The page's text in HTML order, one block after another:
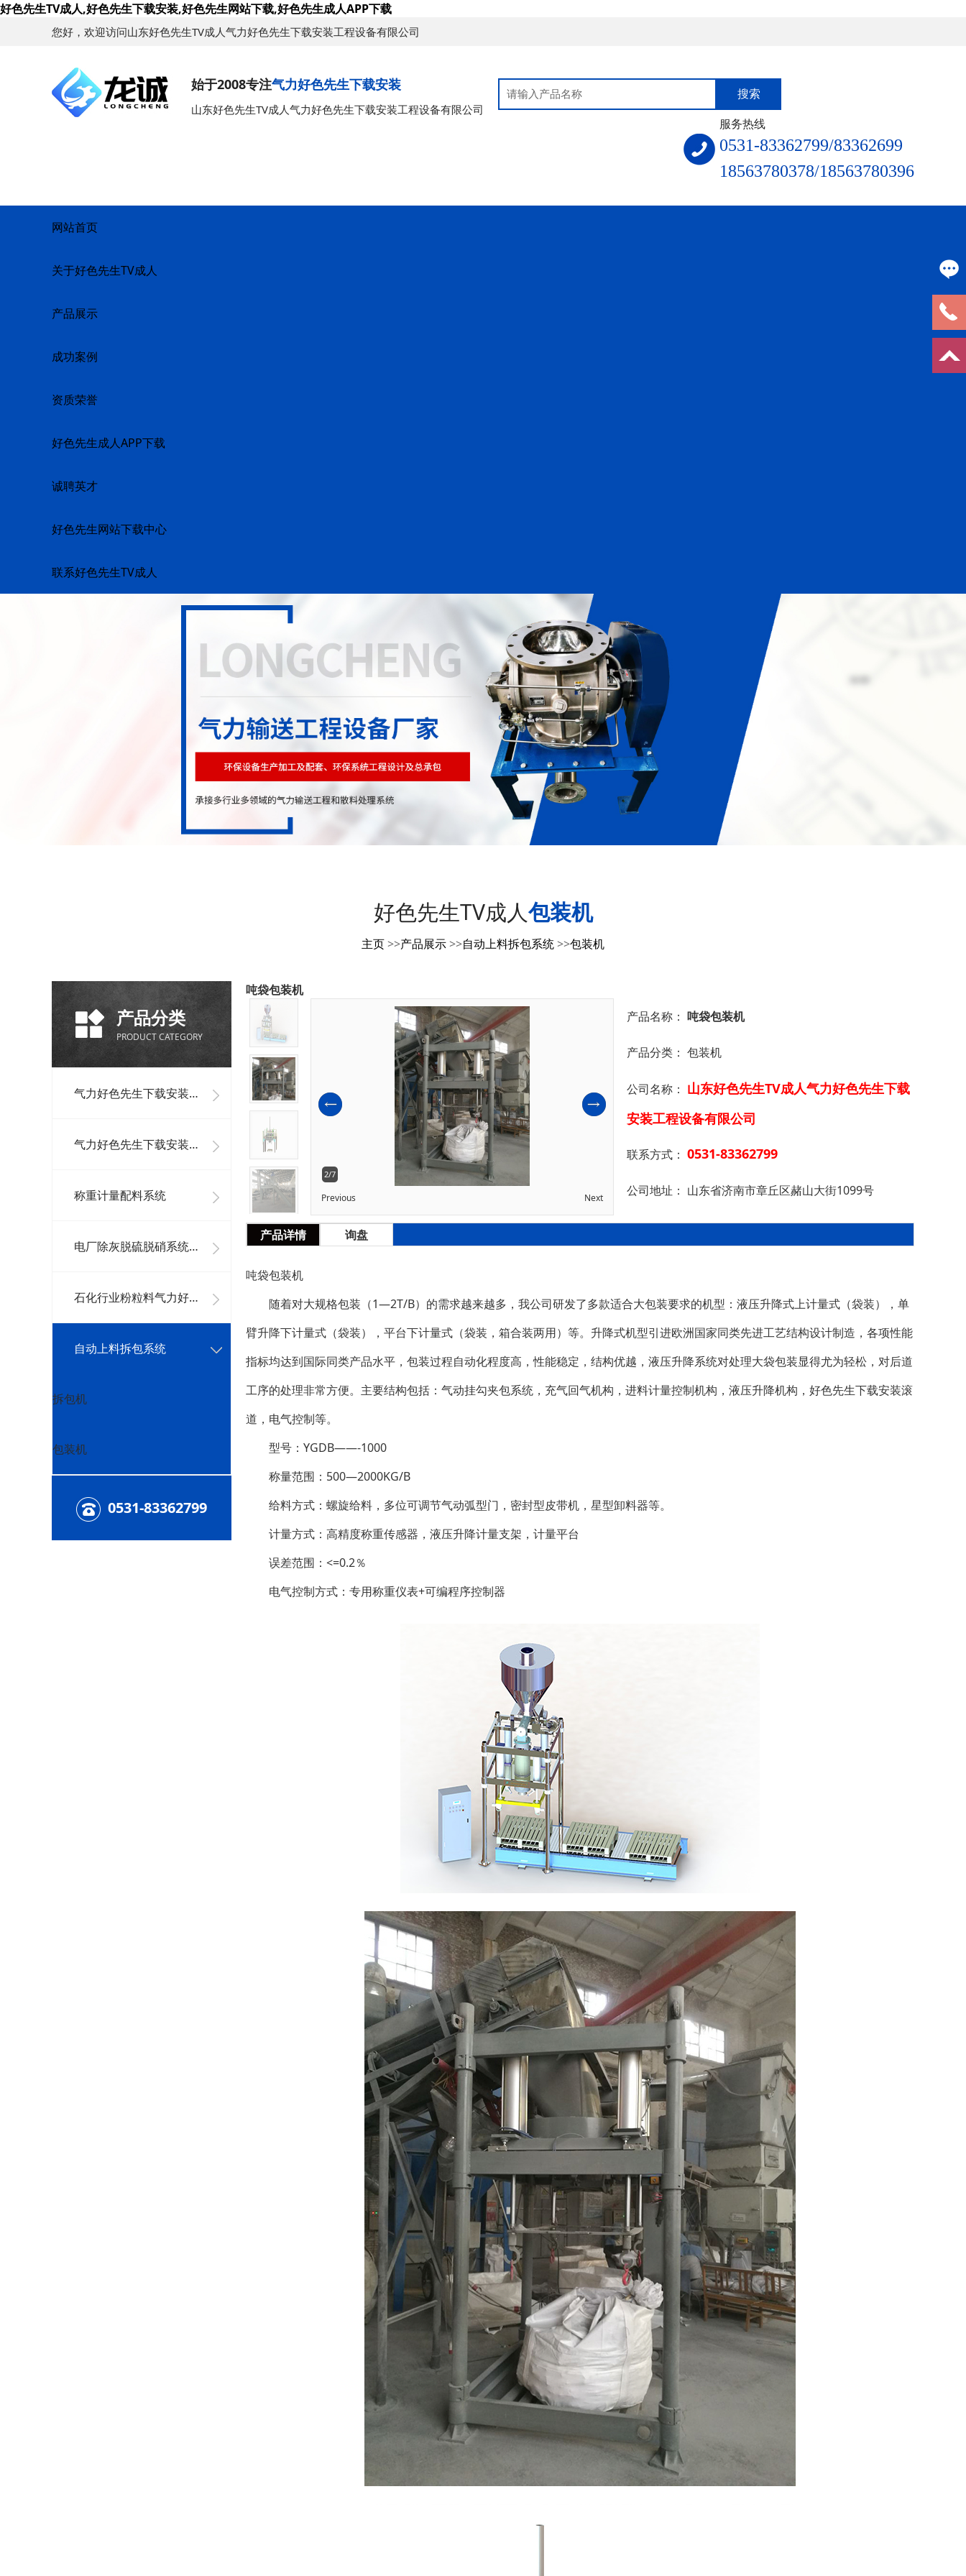
好色先生TV成人,好色先生下载安装,好色先生网站下载,好色先生成人APP下载
您好，欢迎访问山东好色先生TV成人气力好色先生下载安装工程设备有限公司
始于2008专注气力好色先生下载安装
山东好色先生TV成人气力好色先生下载安装工程设备有限公司
服务热线
0531-83362799/83362699
18563780378/18563780396
网站首页
关于好色先生TV成人
产品展示
成功案例
资质荣誉
好色先生成人APP下载
诚聘英才
好色先生网站下载中心
联系好色先生TV成人
好色先生TV成人包装机
主页>>产品展示>>自动上料拆包系统>>包装机
产品分类
PRODUCT CATEGORY
气力好色先生下载安装单机设备
气力好色先生下载安装系统工程
称重计量配料系统
电厂除灰脱硫脱硝系统及其它好色先生下载安装系统
石化行业粉粒料气力好色先生下载安装系统
自动上料拆包系统
拆包机
包装机
0531-83362799
吨袋包装机
2/7
Previous Next
产品名称： 吨袋包装机
产品分类： 包装机
公司名称： 山东好色先生TV成人气力好色先生下载
安装工程设备有限公司
联系方式： 0531-83362799
公司地址： 山东省济南市章丘区赭山大街1099号
产品详情 询盘
吨袋包装机
随着对大规格包装（1—2T/B）的需求越来越多，我公司研发了多款适合大包装要求的机型：液压升降式上计量式（袋装），单
臂升降下计量式（袋装），平台下计量式（袋装，箱合装两用）等。升降式机型引进欧洲国家同类先进工艺结构设计制造，各项性能
指标均达到国际同类产品水平，包装过程自动化程度高，性能稳定，结构优越，液压升降系统对处理大袋包装显得尤为轻松，对后道
工序的处理非常方便。主要结构包括：气动挂勾夹包系统，充气回气机构，进料计量控制机构，液压升降机构，好色先生下载安装滚
道，电气控制等。
型号：YGDB——-1000
称量范围：500—2000KG/B
给料方式：螺旋给料，多位可调节气动弧型门，密封型皮带机，星型卸料器等。
计量方式：高精度称重传感器，液压升降计量支架，计量平台
误差范围：<=0.2％
电气控制方式：专用称重仪表+可编程序控制器